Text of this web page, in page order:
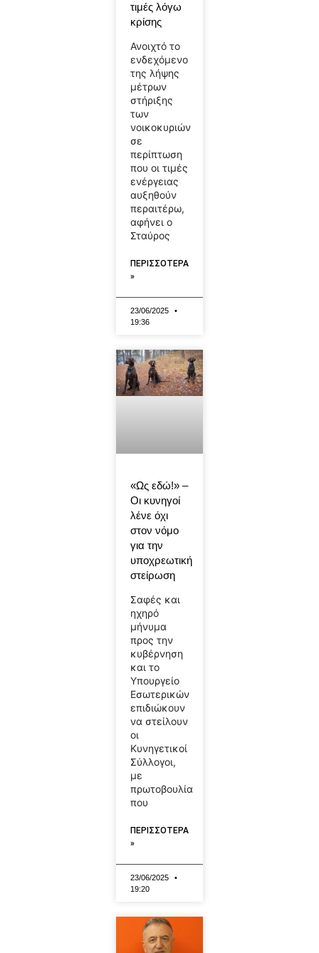
τιμές λόγω
κρίσης
Ανοιχτό το
ενδεχόμενο
της λήψης
μέτρων
στήριξης
των
νοικοκυριών
σε
περίπτωση
που οι τιμές
ενέργειας
αυξηθούν
περαιτέρω,
αφήνει ο
Σταύρος
ΠΕΡΙΣΣΟΤΕΡΑ
»
23/06/2025
19:36
«Ως εδώ!» –
Οι κυνηγοί
λένε όχι
στον νόμο
για την
υποχρεωτική
στείρωση
Σαφές και
ηχηρό
μήνυμα
προς την
κυβέρνηση
και το
Υπουργείο
Εσωτερικών
επιδιώκουν
να στείλουν
οι
Κυνηγετικοί
Σύλλογοι,
με
πρωτοβουλία
που
ΠΕΡΙΣΣΟΤΕΡΑ
»
23/06/2025
19:20